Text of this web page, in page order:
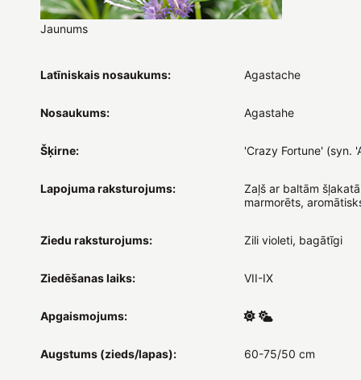
Jaunums
Latīniskais nosaukums: Agastache
Nosaukums: Agastahe
Šķirne: 'Crazy Fortune' (syn.
Lapojuma raksturojums:
Zaļš ar baltām
marmorēts,
Ziedu raksturojums: Zili violeti, bagātīgi
Ziedēšanas laiks: VII-IX
Apgaismojums:
Augstums (zieds/lapas): 60-75/50 cm